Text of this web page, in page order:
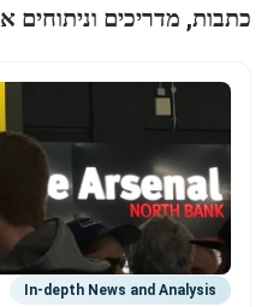
כתבות, מדריכים וניתוחים
In-depth News and Analysis